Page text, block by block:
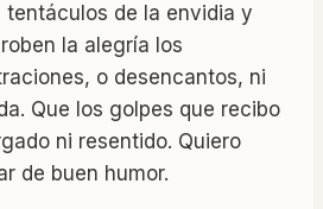
tentáculos de la envidia y
la alegría los
o desencantos, ni
Que los golpes que recibo
ni resentido. Quiero
de buen humor.